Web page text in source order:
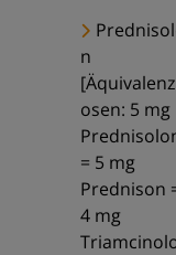
n
osen: 5 mg
= 5 mg
Prednison
4 mg